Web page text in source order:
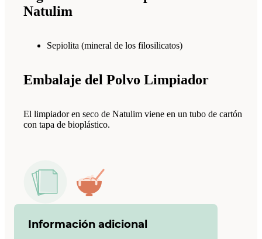
Natulim
Sepiolita (mineral de los filosilicatos)
Embalaje del Polvo Limpiador
El limpiador en seco de Natulim viene en un tubo de cartón
con tapa de bioplástico.
Información adicional